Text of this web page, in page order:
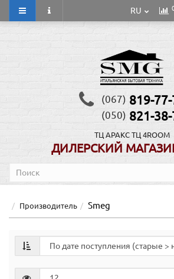
RU
(067) 819-
(050) 821-
ТЦ АРАКС ТЦ 4ROOM
ДИЛЕРСКИЙ
Производитель Smeg